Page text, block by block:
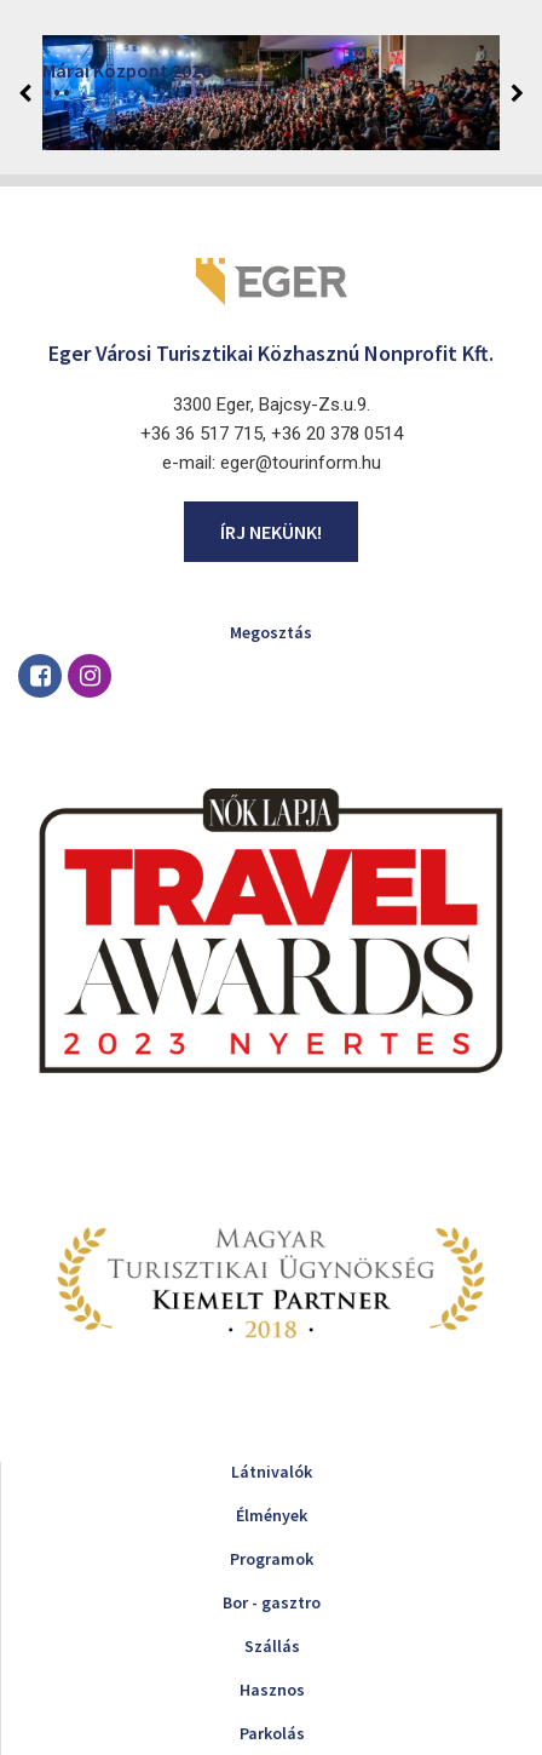
Márai Központ 2026
2026. június 19. - 2026. augusztus 28.
Márai Központ, Eger 3300, Szépasszony-völgy 35.
Eger Városi Turisztikai Közhasznú Nonprofit Kft.
3300 Eger, Bajcsy-Zs.u.9.
+36 36 517 715, +36 20 378 0514
e-mail: eger@tourinform.hu
ÍRJ NEKÜNK!
Megosztás
Látnivalók
Élmények
Programok
Bor - gasztro
Szállás
Hasznos
Parkolás